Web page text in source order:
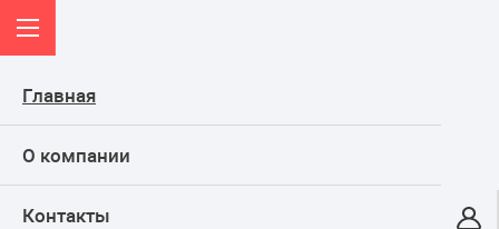
Главная
О компании
Контакты